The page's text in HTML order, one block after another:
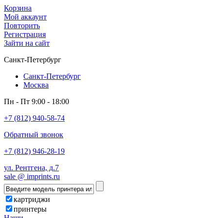
Корзина
Мой аккаунт
Повторить
Регистрация
Зайти на сайт
Санкт-Петербург
Санкт-Петербург
Москва
Пн - Пт 9:00 - 18:00
+7 (812) 940-58-74
Обратный звонок
+7 (812) 946-28-19
ул. Рентгена, д.7
sale @ imprints.ru
картриджи
принтеры